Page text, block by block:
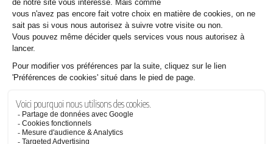
Hadrien Poudevigne, interprète du mercenaire,
assume un rôle glaçant dans sa brutalité
déshumanisée. Pour lui, ce personnage ne se
pense pas en termes de bien ou de mal, il agit.
L’écuyer, joué par Valentin Relier, incarne quant
à lui le témoin silencieux, pris entre bourreau et
questionne la neutralité face à la violence : ne
rien faire, est-ce déjà choisir un camp ?